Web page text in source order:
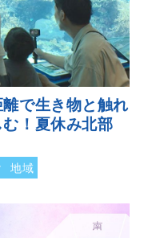
で生き物と触れ
！夏休み北部
地域